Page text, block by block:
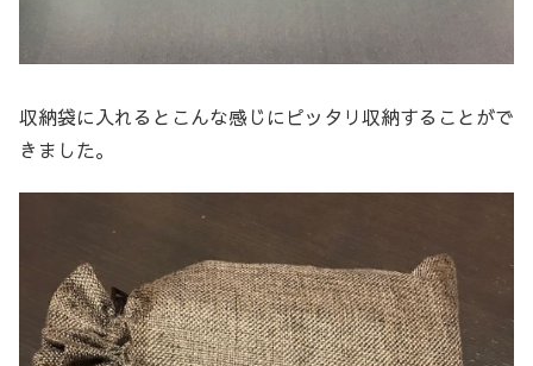
収納袋に入れるとこんな感じにピッタリ収納することがで
きました。